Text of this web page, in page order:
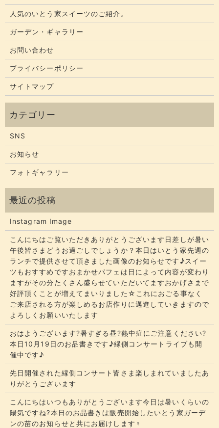
人気のいとう家スイーツのご紹介。
ガーデン・ギャラリー
お問い合わせ
プライバシーポリシー
サイトマップ
SNS
お知らせ
フォトギャラリー
Instagram Image
こんにちはご覧いただきありがとうございます​​​日差しが暑い
午後皆さまどうお過ごしでしょうか？​​​本日はいとう家先週の
ランチで提供させて頂きました画像のお知らせです♪スイー
ツもおすすめですおまかせパフェは日によって内容が変わり
ますがその分たくさん盛らせていただいてます​​​おかげさまで
好評頂くことが増えてまいりました☆​​これにおごる事なく
ご来店される方が楽しめるお店作りに邁進していきますので
よろしくお願いいたします
おはようございます?暑すぎる昼?熱中症にご注意ください?
本日10月19日のお品書きです♪縁側コンサートライブも開
催中です♪
先日開催された縁側コンサート皆さま楽しまれていましたあ
りがとうございます
こんにちはいつもありがとうございます今日は暑いくらいの
陽気ですね?本日のお品書きは販売開始したいとう家ガーデ
ンの苗のお知らせと共にお届けします‍♀️